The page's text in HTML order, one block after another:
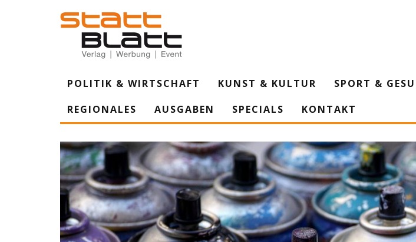
POLITIK & WIRTSCHAFT KUNST & KULTUR SPORT &
REGIONALES
AUSGABEN SPECIALS KONTAKT